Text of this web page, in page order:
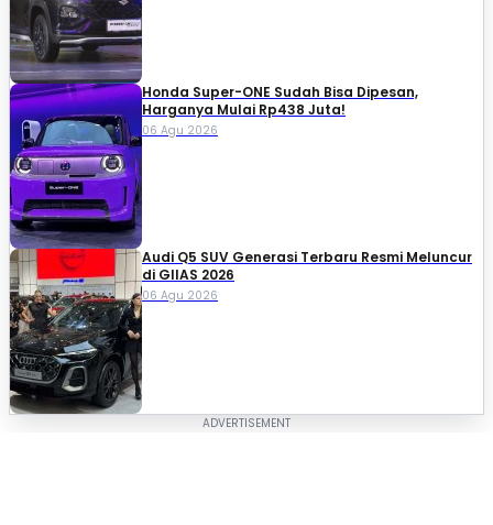
Honda Super-ONE Sudah Bisa Dipesan,
Harganya Mulai Rp438 Juta!
06 Agu 2026
Audi Q5 SUV Generasi Terbaru Resmi Meluncur
di GIIAS 2026
06 Agu 2026